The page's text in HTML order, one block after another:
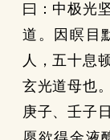
曰：中极光
道。因瞑目
人，五十息
玄光道母也
庚子、壬子